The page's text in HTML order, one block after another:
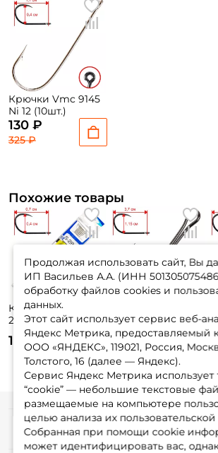
Крючки Vmc 9145
Ni 12 (10шт.)
130 ₽
325 ₽
Похожие товары
Крючки Owner S-
282 56910-16-0.09
(10шт.)
145 ₽
Baits Double Hook
№2 (5шт.)
135 ₽
Продолжая использовать сайт, Вы
ИП Васильев А.А. (ИНН
обработку файлов cookies и
данных.
Этот сайт использует сервис веб-
Яндекс Метрика, предоставляемый
ООО «ЯНДЕКС», 119021, Россия,
Толстого, 16 (далее — Яндекс).
Сервис Яндекс Метрика использует
“cookie” — небольшие текстовые
размещаемые на компьютере
целью анализа их пользовательской
Собранная при помощи cookie
может идентифицировать вас,
Информация